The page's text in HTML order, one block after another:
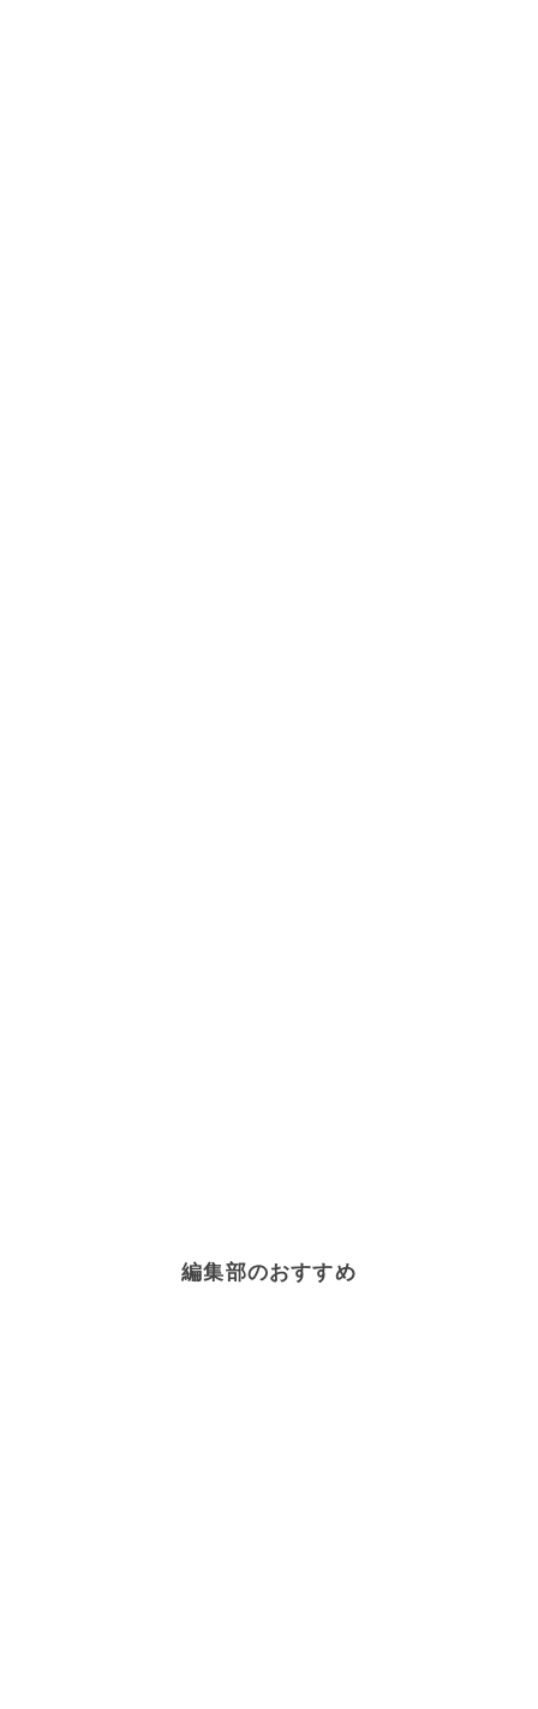
編集部のおすすめ